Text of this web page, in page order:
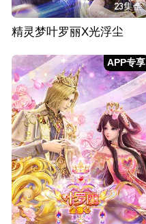
23集全
精灵梦叶罗丽X光浮尘
APP专享